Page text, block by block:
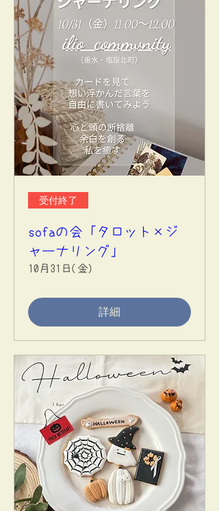
受付終了
sofaの会「タロット×ジ
ャーナリング」
10月31日(金)
詳細